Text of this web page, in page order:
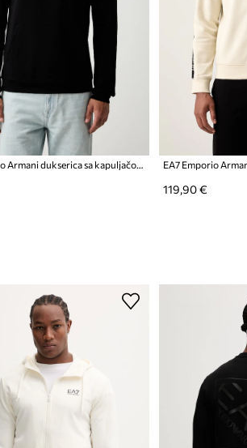
EA7 Emporio Armani dukserica sa kapuljačom za muškarce od pamuka
119,90 €